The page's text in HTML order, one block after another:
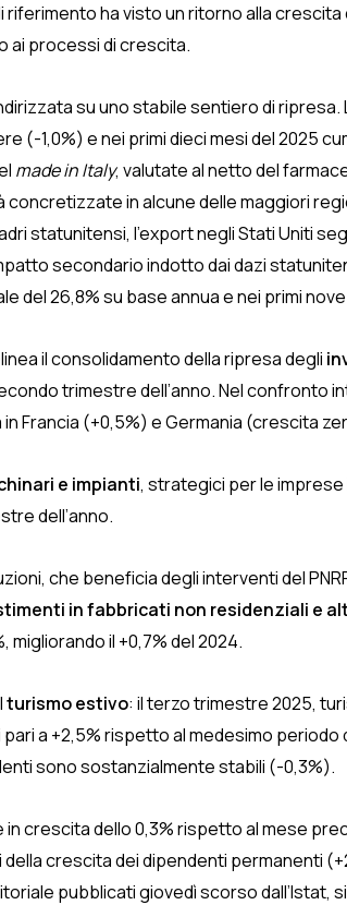
riferimento ha visto un ritorno alla
ai processi di crescita.
su uno stabile sentiero di ripresa.
1,0%) e nei primi dieci mesi del 2025
made in Italy, valutate al netto del
concretizzate in alcune delle maggiori
statunitensi, l’export negli Stati Uniti
secondario indotto dai dazi
del 26,8% su base annua e nei primi
il consolidamento della ripresa degli
trimestre dell’anno. Nel confronto
Francia (+0,5%) e Germania (crescita
e impianti, strategici per le
dell’anno.
che beneficia degli interventi del
in fabbricati non residenziali e
migliorando il +0,7% del 2024.
turismo estivo: il terzo trimestre 2025,
a +2,5% rispetto al medesimo
sono sostanzialmente stabili (-0,3%).
in crescita dello 0,3% rispetto al mese
crescita dei dipendenti permanenti
pubblicati giovedì scorso dall’Istat,